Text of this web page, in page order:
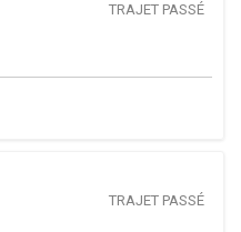
TRAJET PASSÉ
TRAJET PASSÉ